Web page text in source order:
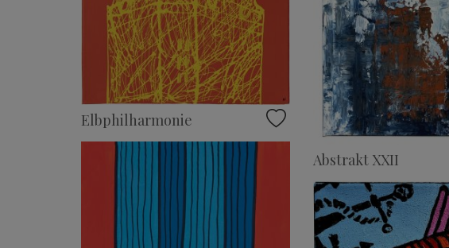
Elbphilharmonie
Abstrakt XXII